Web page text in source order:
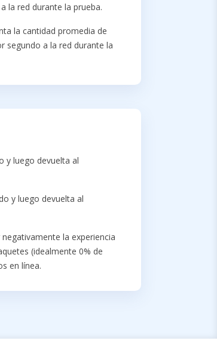
la red durante la prueba.
la cantidad promedia de
segundo a la red durante la
y luego devuelta al
y luego devuelta al
la experiencia
(idealmente 0% de
en línea.